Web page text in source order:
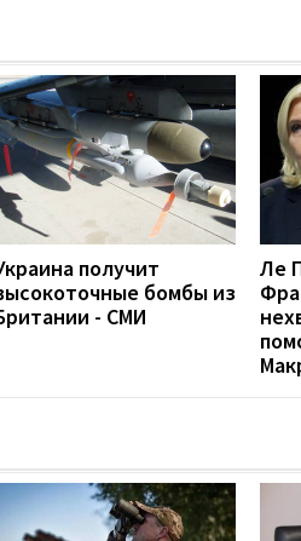
получит
бомбы из
- СМИ
Ле